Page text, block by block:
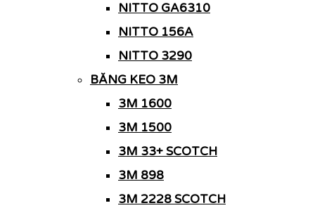
NITTO GA6310
NITTO 156A
NITTO 3290
BĂNG KEO 3M
3M 1600
3M 1500
3M 33+ SCOTCH
3M 898
3M 2228 SCOTCH